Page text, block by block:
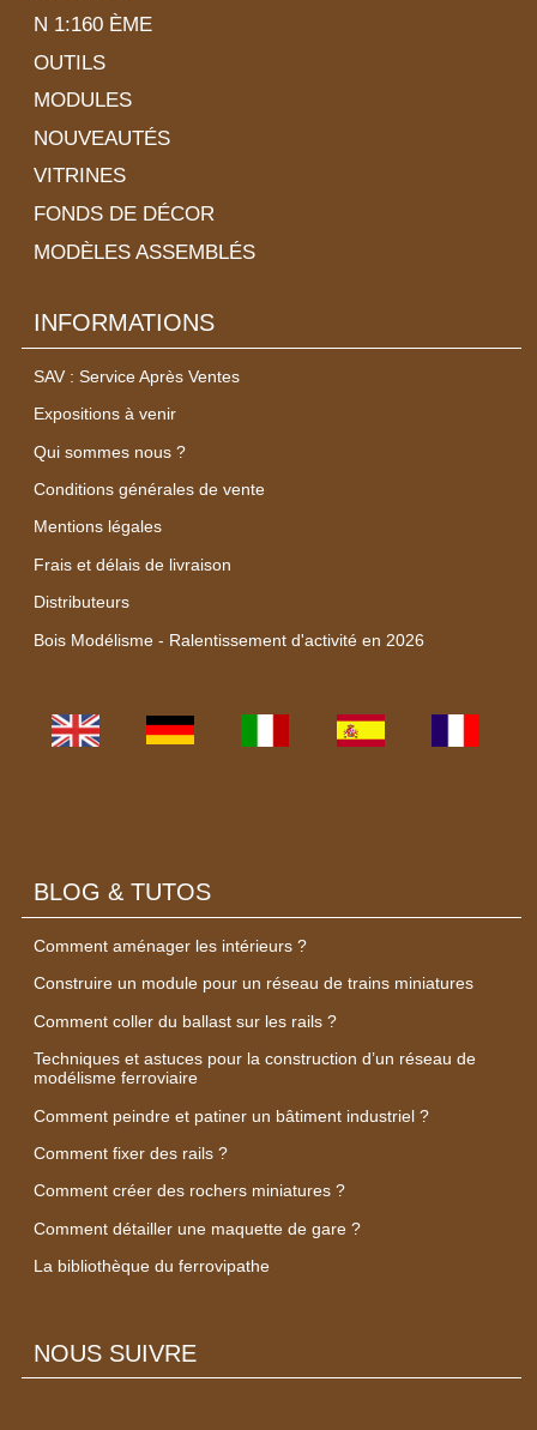
N 1:160 ÈME
OUTILS
MODULES
NOUVEAUTÉS
VITRINES
FONDS DE DÉCOR
MODÈLES ASSEMBLÉS
INFORMATIONS
SAV : Service Après Ventes
Expositions à venir
Qui sommes nous ?
Conditions générales de vente
Mentions légales
Frais et délais de livraison
Distributeurs
Bois Modélisme - Ralentissement d'activité en 2026
BLOG & TUTOS
Comment aménager les intérieurs ?
Construire un module pour un réseau de trains miniatures
Comment coller du ballast sur les rails ?
Techniques et astuces pour la construction d’un réseau de
modélisme ferroviaire
Comment peindre et patiner un bâtiment industriel ?
Comment fixer des rails ?
Comment créer des rochers miniatures ?
Comment détailler une maquette de gare ?
La bibliothèque du ferrovipathe
NOUS SUIVRE